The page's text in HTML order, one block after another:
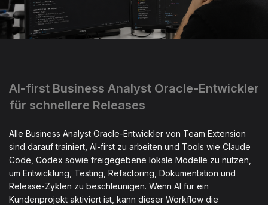
AI-first Business Analyst Oracle-Entwickler
für schnellere Releases
Alle Business Analyst Oracle-Entwickler von Team Extension
sind darauf trainiert, AI-first zu arbeiten und Tools wie Claude
Code, Codex sowie freigegebene lokale Modelle zu nutzen,
um Entwicklung, Testing, Refactoring, Dokumentation und
Release-Zyklen zu beschleunigen. Wenn AI für ein
Kundenprojekt aktiviert ist, kann dieser Workflow die